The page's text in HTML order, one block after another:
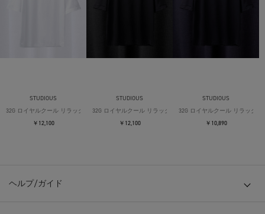
STUDIOUS
32G ロイヤルクール リラックスTシャツ
￥12,100
STUDIOUS
32G ロイヤルクール リラックスTシャツ
￥12,100
STUDIOUS
32G ロイヤルクール リラックス
￥10,890
ヘルプ/ガイド